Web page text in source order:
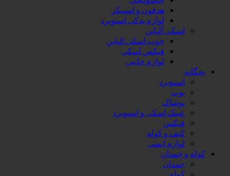
هدفون و اسپیکر
لوازم یدکی اسنوبرد
اسکی آلپاین
چوب اسکی الپاین
فیکس اسکی
لوازم جانبی
بچگانه
اسنوبرد
بوت
پوشاک
عینک اسکی و اسنوبرد
فیکس
کیف و کوله
لوازم ایمنی
کوله و چمدان
چمدان
کوله